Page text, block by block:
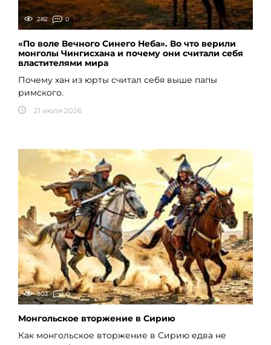
282 0
«По воле Вечного Синего Неба». Во что верили
монголы Чингисхана и почему они считали себя
властителями мира
Почему хан из юрты считал себя выше папы
римского.
21 июля 2026
303 0
Монгольское вторжение в Сирию
Как монгольское вторжение в Сирию едва не